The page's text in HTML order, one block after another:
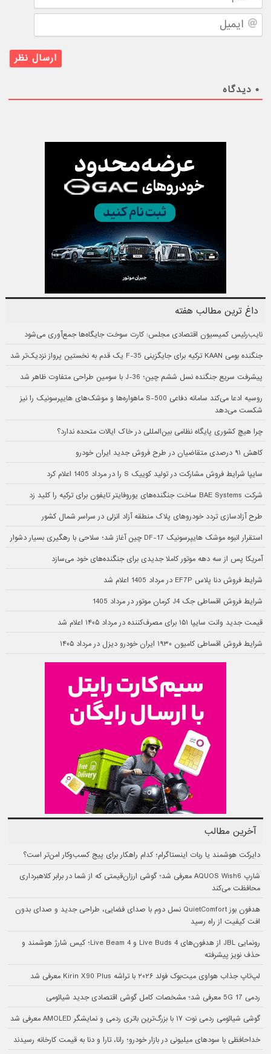
ایمیل
۰ دیدگاه
داغ ترین مطالب هفته
نایب‌رئیس کمیسیون اقتصادی مجلس: کارت سوخت جایگاه‌ها جمع‌آوری می‌شود
جنگنده بومی KAAN ترکیه برای جایگزینی F-35 یک قدم به نخستین پرواز نزدیک‌تر شد
پیشرفت سریع جنگنده نسل ششم چین؛ J-36 با سومین طراحی متفاوت ظاهر شد
روسیه ادعا می‌کند سامانه دفاعی S-500 ماهواره‌ها و موشک‌های هایپرسونیک را نیز
شکست می‌دهد
چرا هیچ کشوری پایگاه نظامی بین‌المللی در خاک ایالات متحده ندارد؟
کاهش ۹۱ درصدی متقاضیان در طرح فروش جدید ایران خودرو
سایپا شرایط فروش مشارکت در تولید کوییک S را در مرداد 1405 اعلام کرد
شرکت BAE Systems ساخت جنگنده‌های یوروفایتر تایفون برای ترکیه را کلید زد
طرح آزادسازی تردد خودروهای پلاک منطقه آزاد انزلی در سراسر شمال کشور
استقرار انبوه موشک هایپرسونیک DF-17 چین آغاز شد؛ سلاحی با رهگیری بسیار دشوار
آمریکا پس از سه دهه موتور کاملا جدیدی برای جنگنده‌های خود می‌سازد
شرایط فروش دنا پلاس EF7P در مرداد 1405 اعلام شد
شرایط فروش اقساطی جک J4 کرمان موتور در مرداد 1405
قیمت جدید وانت سایپا ۱۵۱ برای مصرف‌کننده در مرداد ۱۴۰۵ اعلام شد
شرایط فروش اقساطی کامیون ۱۹۳۰ ایران خودرو دیزل در مرداد ۱۴۰۵
آخرین مطالب
دایرکت هوشمند یا ربات اینستاگرام؛ کدام راهکار برای پیج کسب‌وکار امن‌تر است؟
شارپ AQUOS Wish6 معرفی شد؛ گوشی ارزان‌قیمتی که از شما در برابر کلاهبرداری
محافظت می‌کند
هدفون بوز QuietComfort نسل دوم با صدای فضایی، طراحی جدید و صدای بدون
افت کیفیت از راه رسید
رونمایی JBL از هدفون‌های Live Buds 4 و Live Beam 4؛ کیس شارژ هوشمند و
حذف نویز پیشرفته
لپ‌تاپ جذاب هواوی میت‌بوک فولد ۲۰۲۶ با تراشه Kirin X90 Plus معرفی شد
ردمی 17 5G معرفی شد؛ مشخصات کامل گوشی اقتصادی جدید شیائومی
گوشی شیائومی ردمی نوت ۱۷ با بزرگ‌ترین باتری ردمی و نمایشگر AMOLED معرفی شد
خداحافظی با سودهای میلیونی در بازار خودرو؛ رانا، تارا و دنا به قیمت کارخانه رسیدند